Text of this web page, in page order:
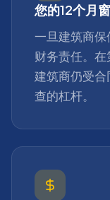
您的12个月
一旦建筑商
财务责任。在
建筑商仍受
查的杠杆。